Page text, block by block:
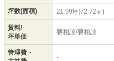
坪数(面積) 21.99坪(72.72㎡)
賃料/
坪単価
要相談/要相談
管理費・
-